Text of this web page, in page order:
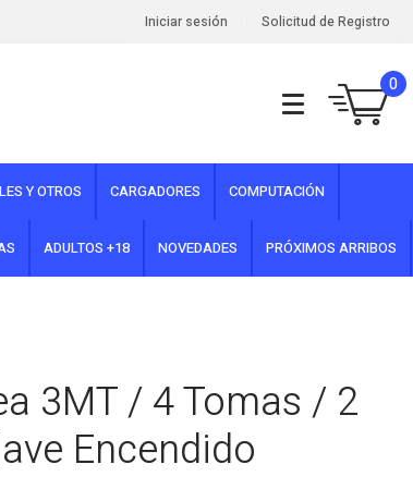
Iniciar sesión Solicitud de Registro
0
Y OTROS CARGADORES COMPUTACIÓN
ADULTOS +18 NOVEDADES PRÓXIMOS ARRIBOS
3MT / 4 Tomas / 2
Encendido